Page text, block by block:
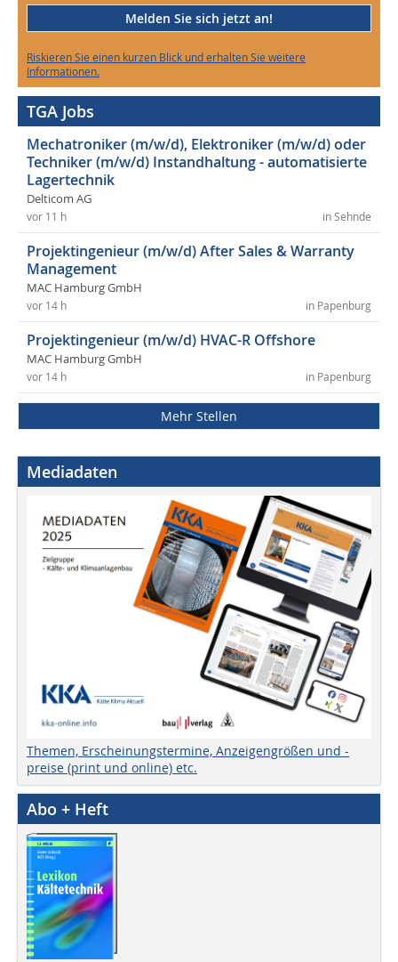
Melden Sie sich jetzt an!
Riskieren Sie einen kurzen Blick und erhalten Sie weitere
Informationen.
TGA Jobs
Mechatroniker (m/w/d), Elektroniker (m/w/d) oder
Techniker (m/w/d) Instandhaltung - automatisierte
Lagertechnik
Delticom AG
in Sehnde
vor 11 h
Projektingenieur (m/w/d) After Sales & Warranty
Management
MAC Hamburg GmbH
in Papenburg
vor 14 h
Projektingenieur (m/w/d) HVAC-R Offshore
MAC Hamburg GmbH
in Papenburg
vor 14 h
Mehr Stellen
Mediadaten
Themen, Erscheinungstermine, Anzeigengrößen und -
preise (print und online) etc.
Abo + Heft